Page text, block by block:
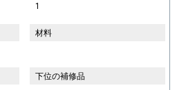
1
材料
下位の補修品